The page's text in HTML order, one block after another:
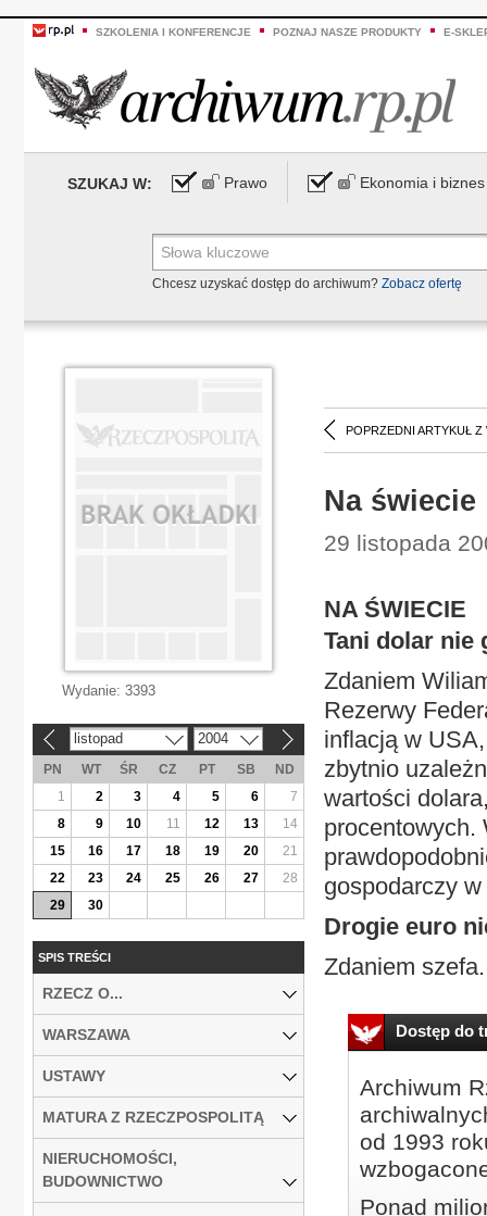
SZKOLENIA I KONFERENCJE POZNAJ NASZE PRODUKTY E-
SZUKAJ W: Prawo Ekonomia i biznes
Chcesz uzyskać dostęp do archiwum? Zobacz ofertę
POPRZEDNI ARTYKUŁ Z
Na świecie
29 listopada
NA ŚWIECIE
Tani dolar nie
Zdaniem
Rezerwy
inflacją w
zbytnio
wartości
procentowych.
gospodarczy
Drogie euro
Zdaniem
Dostęp do
Archiwum
od 1993
Ponad
Wydanie: 3393
listopad 2004
PN WT ŚR CZ PT SB
ND
1
2 3 4 5 6
7
8
9 10 11 12 13
14
15
16 17 18 19 20
21
22
23 24 25 26 27
28
29
30
SPIS TREŚCI
RZECZ O...
WARSZAWA
USTAWY
MATURA Z RZECZPOSPOLITĄ
NIERUCHOMOŚCI,
BUDOWNICTWO